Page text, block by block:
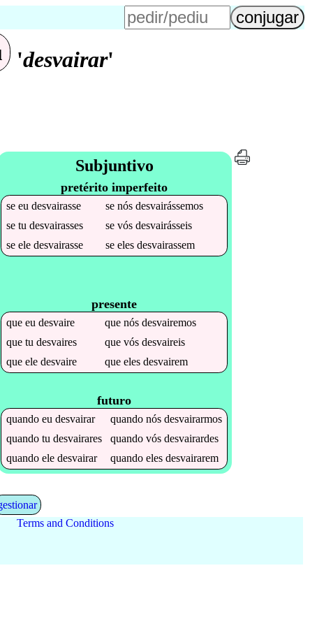
'desvairar'
Subjuntivo
pretérito imperfeito
seeudesvairasse senósdesvairássemos
setudesvairasses sevósdesvairásseis
seeledesvairasse seelesdesvairassem
presente
queeudesvaire quenósdesvairemos
quetudesvaires quevósdesvaireis
queeledesvaire queelesdesvairem
futuro
quandoeudesvairar quandonósdesvairarmos
quandotudesvairares quandovósdesvairardes
quandoeledesvairar quandoelesdesvairarem
Terms and Conditions